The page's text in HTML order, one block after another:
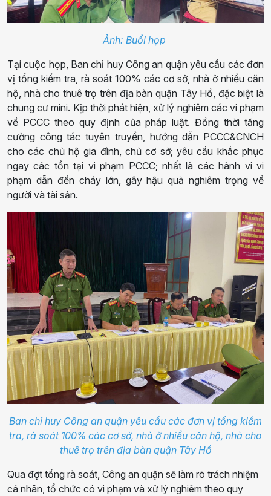
Ảnh: Buổi họp
Tại cuộc họp, Ban chỉ huy Công an quận yêu cầu các đơn
vị tổng kiểm tra, rà soát 100% các cơ sở, nhà ở nhiều căn
hộ, nhà cho thuê trọ trên địa bàn quận Tây Hồ, đặc biệt là
chung cư mini. Kịp thời phát hiện, xử lý nghiêm các vi phạm
về PCCC theo quy định của pháp luật. Đồng thời tăng
cường công tác tuyên truyền, hướng dẫn PCCC&CNCH
cho các chủ hộ gia đình, chủ cơ sở; yêu cầu khắc phục
ngay các tồn tại vi phạm PCCC; nhất là các hành vi vi
phạm dẫn đến cháy lớn, gây hậu quả nghiêm trọng về
người và tài sản.
Ban chỉ huy Công an quận yêu cầu các đơn vị tổng kiểm
tra, rà soát 100% các cơ sở, nhà ở nhiều căn hộ, nhà cho
thuê trọ trên địa bàn quận Tây Hồ
Qua đợt tổng rà soát, Công an quận sẽ làm rõ trách nhiệm
cá nhân, tổ chức có vi phạm và xử lý nghiêm theo quy